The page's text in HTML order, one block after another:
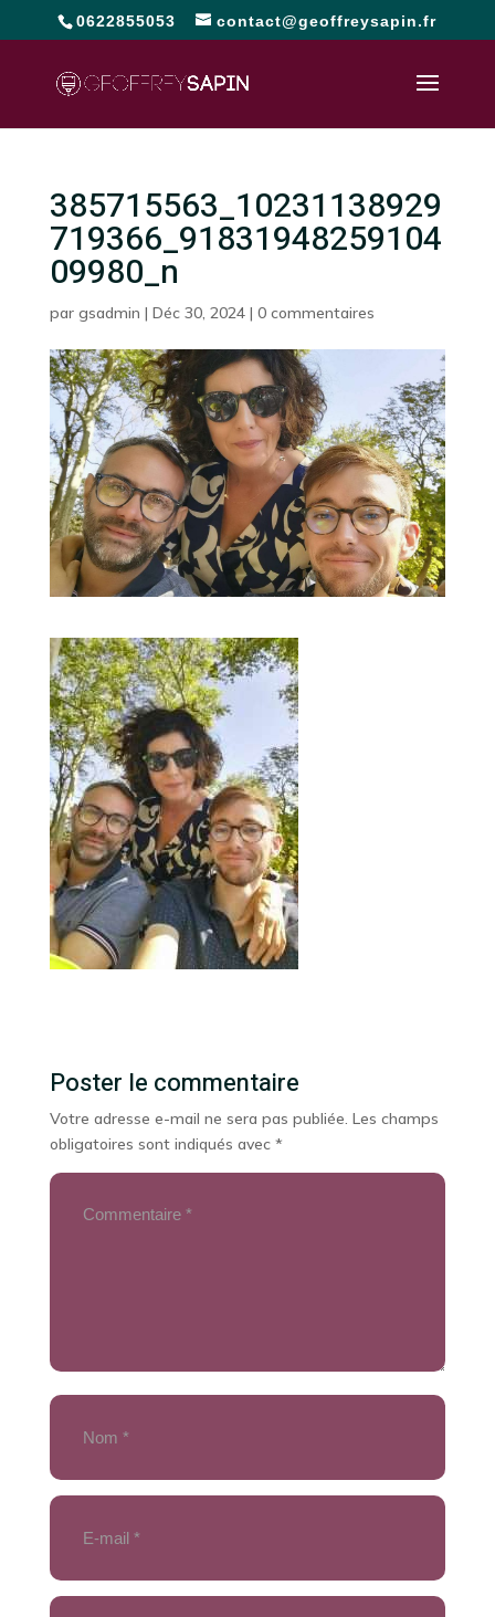
0622855053 contact@geoffreysapin.fr
385715563_10231138929
719366_91831948259104
09980_n
par gsadmin | Déc 30, 2024| 0 commentaires
Poster le commentaire
Votre adresse e-mail ne sera pas publiée. Les champs
obligatoires sont indiqués avec *